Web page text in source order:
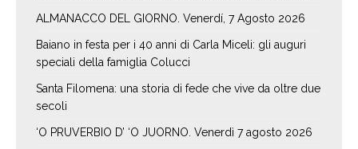
ALMANACCO DEL GIORNO. Venerdí, 7 Agosto 2026
Baiano in festa per i 40 anni di Carla Miceli: gli auguri
speciali della famiglia Colucci
Santa Filomena: una storia di fede che vive da oltre due
secoli
‘O PRUVERBIO D’ ‘O JUORNO. Venerdì 7 agosto 2026